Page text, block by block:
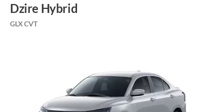
Dzire Hybrid
GLX CVT